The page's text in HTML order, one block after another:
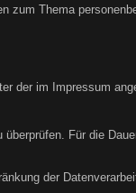
zum Thema
der im Impressum
Für die
der